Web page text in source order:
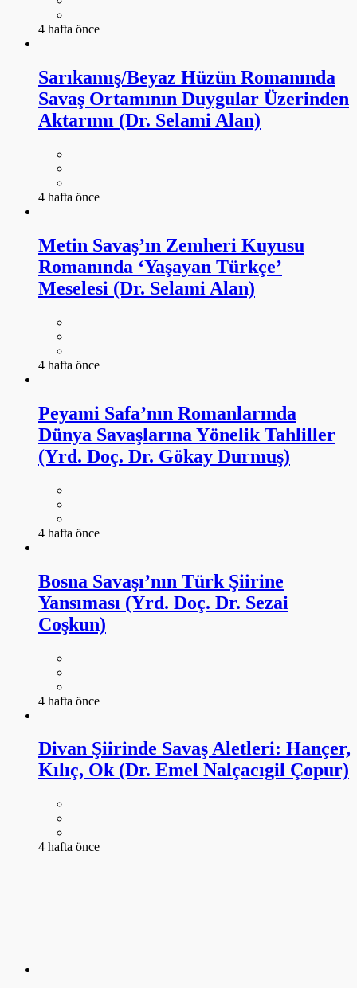
4 hafta önce
Sarıkamış/Beyaz Hüzün Romanında
Savaş Ortamının Duygular Üzerinden
Aktarımı (Dr. Selami Alan)
4 hafta önce
Metin Savaş’ın Zemheri Kuyusu
Romanında ‘Yaşayan Türkçe’
Meselesi (Dr. Selami Alan)
4 hafta önce
Peyami Safa’nın Romanlarında
Dünya Savaşlarına Yönelik Tahliller
(Yrd. Doç. Dr. Gökay Durmuş)
4 hafta önce
Bosna Savaşı’nın Türk Şiirine
Yansıması (Yrd. Doç. Dr. Sezai
Coşkun)
4 hafta önce
Divan Şiirinde Savaş Aletleri: Hançer,
Kılıç, Ok (Dr. Emel Nalçacıgil Çopur)
4 hafta önce